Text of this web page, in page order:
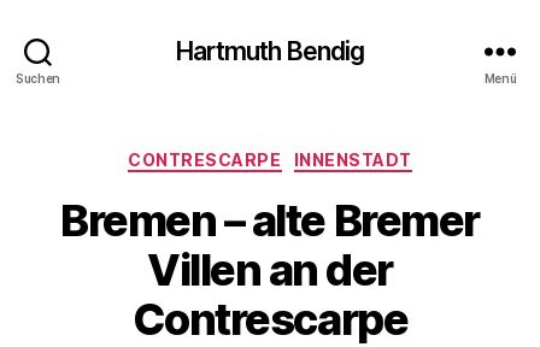
Suchen
Hartmuth Bendig
Menü
Kategorien
CONTRESCARPE INNENSTADT
Bremen – alte Bremer
Villen an der
Contrescarpe